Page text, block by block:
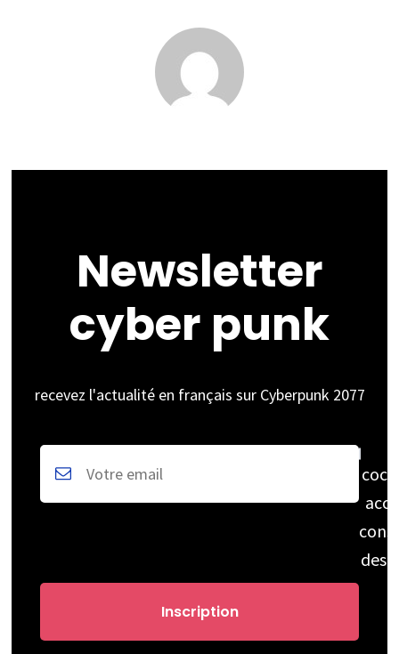
Newsletter
cyber punk
recevez l'actualité en français sur Cyberpunk 2077
des